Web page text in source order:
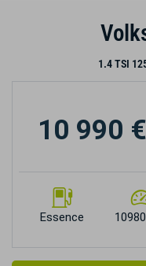
1.4 TSI
Essence
10 990 €